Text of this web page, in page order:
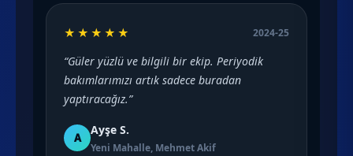
★★★★★ 2024-25
“Güler yüzlü ve bilgili bir ekip. Periyodik
bakımlarımızı artık sadece buradan
yaptıracağız.”
A
Ayşe S.
Yeni Mahalle, Mehmet Akif